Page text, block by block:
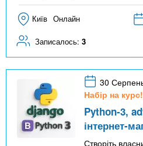
Київ Онлайн
Записалось: 3
30
Набір на курс!
Python-3,
інтернет-
Створіть